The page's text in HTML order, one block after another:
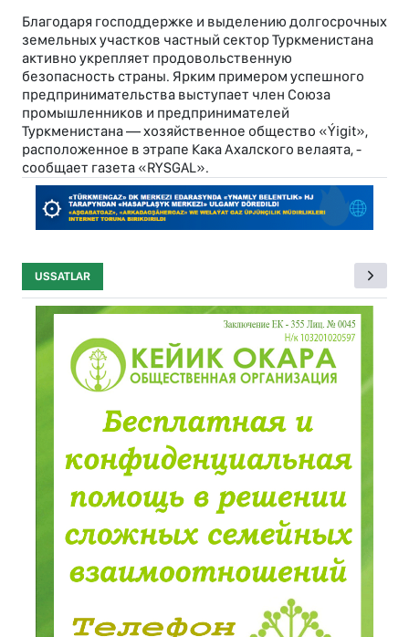
Благодаря господдержке и выделению долгосрочных
земельных участков частный сектор Туркменистана
активно укрепляет продовольственную
безопасность страны. Ярким примером успешного
предпринимательства выступает член Союза
промышленников и предпринимателей
Туркменистана — хозяйственное общество «Ýigit»,
расположенное в этрапе Кака Ахалского велаята, -
сообщает газета «RYSGAL».
USSATLAR